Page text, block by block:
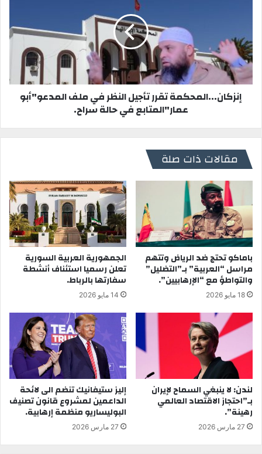
إنزكان...المحكمة تقرر تأجيل النظر في ملف المدعو"أبو
عمار"المتابع في حالة سراح.
مقالات ذات صلة
باماكو تحتج ضد الرياض وتتهم
مراسل “العربية” بـ”التضليل”
والتواطؤ مع “الإرهابيين”.
18 مايو 2026
الجمهورية العربية السورية
تعلن رسميا استئناف أنشطة
سفارتها بالرباط.
14 مايو 2026
لندن: لا ينبغي السماح لإيران
بـ”احتجاز الاقتصاد العالمي
رهينة”.
27 مارس 2026
إليز ستيفانيك تنضم الى لائحة
الداعمين لمشروع قانون تصنيف
البوليساريو منظمة إرهابية.
27 مارس 2026